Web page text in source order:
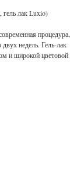
гель лак Luxio)
процедура,
недель. Гель-лак
и широкой цветовой